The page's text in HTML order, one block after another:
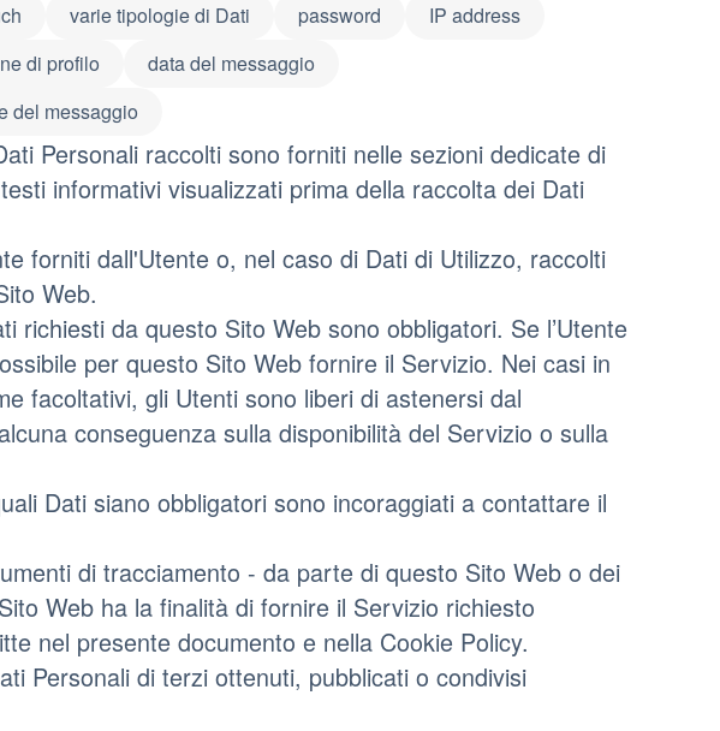
varie tipologie di Dati password
IP address
di profilo
data del messaggio
del messaggio
Personali raccolti sono forniti nelle sezioni dedicate di
informativi visualizzati prima della raccolta dei Dati
forniti dall'Utente o, nel caso di Dati di Utilizzo, raccolti
Web.
richiesti da questo Sito Web sono obbligatori. Se l’Utente
per questo Sito Web fornire il Servizio. Nei casi in
facoltativi, gli Utenti sono liberi di astenersi dal
conseguenza sulla disponibilità del Servizio o sulla
Dati siano obbligatori sono incoraggiati a contattare il
di tracciamento - da parte di questo Sito Web o dei
Web ha la finalità di fornire il Servizio richiesto
nel presente documento e nella Cookie Policy.
Personali di terzi ottenuti, pubblicati o condivisi